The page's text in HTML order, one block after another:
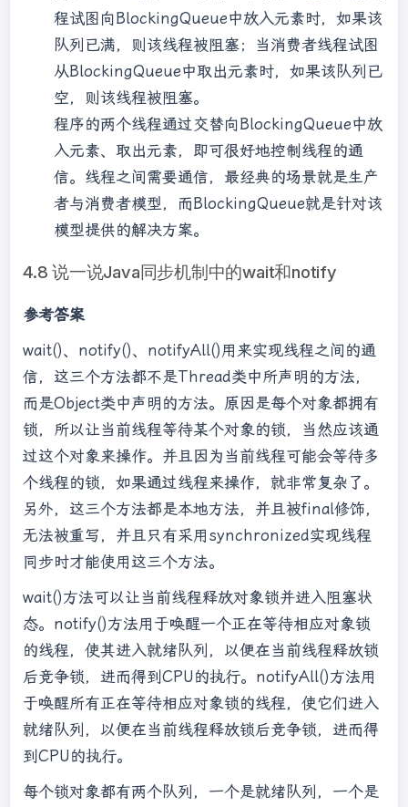
程试图向BlockingQueue中放入元素时，如果该
队列已满，则该线程被阻塞；当消费者线程试图
从BlockingQueue中取出元素时，如果该队列已
空，则该线程被阻塞。
程序的两个线程通过交替向BlockingQueue中放
入元素、取出元素，即可很好地控制线程的通
信。线程之间需要通信，最经典的场景就是生产
者与消费者模型，而BlockingQueue就是针对该
模型提供的解决方案。
4.8 说一说Java同步机制中的wait和notify
参考答案
wait()、notify()、notifyAll()用来实现线程之间的通
信，这三个方法都不是Thread类中所声明的方法，
而是Object类中声明的方法。原因是每个对象都拥有
锁，所以让当前线程等待某个对象的锁，当然应该通
过这个对象来操作。并且因为当前线程可能会等待多
个线程的锁，如果通过线程来操作，就非常复杂了。
另外，这三个方法都是本地方法，并且被final修饰，
无法被重写，并且只有采用synchronized实现线程
同步时才能使用这三个方法。
wait()方法可以让当前线程释放对象锁并进入阻塞状
态。notify()方法用于唤醒一个正在等待相应对象锁
的线程，使其进入就绪队列，以便在当前线程释放锁
后竞争锁，进而得到CPU的执行。notifyAll()方法用
于唤醒所有正在等待相应对象锁的线程，使它们进入
就绪队列，以便在当前线程释放锁后竞争锁，进而得
到CPU的执行。
每个锁对象都有两个队列，一个是就绪队列，一个是